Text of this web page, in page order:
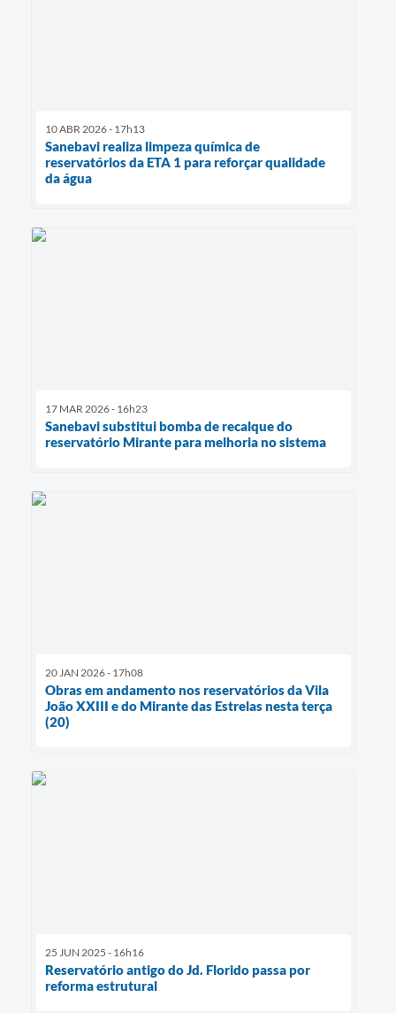
10 ABR 2026 - 17h13
Sanebavi realiza limpeza química de
reservatórios da ETA 1 para reforçar qualidade
da água
17 MAR 2026 - 16h23
Sanebavi substitui bomba de recalque do
reservatório Mirante para melhoria no sistema
20 JAN 2026 - 17h08
Obras em andamento nos reservatórios da Vila
João XXIII e do Mirante das Estrelas nesta terça
(20)
25 JUN 2025 - 16h16
Reservatório antigo do Jd. Florido passa por
reforma estrutural